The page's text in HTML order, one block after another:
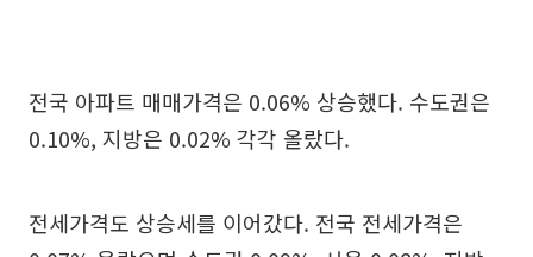
전국 아파트 매매가격은 0.06% 상승했다. 수도권은
0.10%, 지방은 0.02% 각각 올랐다.
전세가격도 상승세를 이어갔다. 전국 전세가격은